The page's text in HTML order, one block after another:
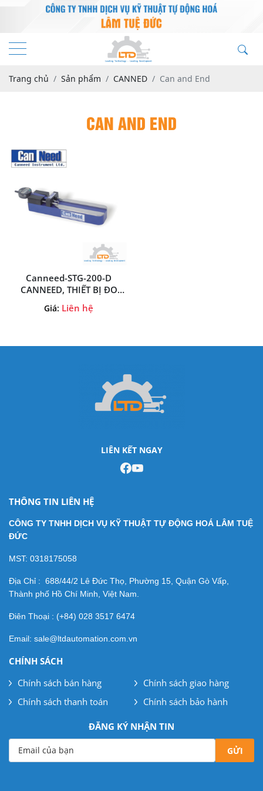
Trang chủ Sản phẩm CANNED Can and End
CAN AND END
Canneed-STG-200-D
CANNEED, THIẾT BỊ ĐO
Canneed-STG-200-D
CANNEED, LTĐ Đại Lý Phân
Giá: Liên hệ
LIÊN KẾT NGAY
THÔNG TIN LIÊN HỆ
CÔNG TY TNHH DỊCH VỤ KỸ THUẬT TỰ ĐỘNG HOÁ LÂM TUỆ
ĐỨC
MST: 0318175058
Địa Chỉ : 688/44/2 Lê Đức Thọ, Phường 15, Quận Gò Vấp,
Thành phố Hồ Chí Minh, Việt Nam.
Điên Thoại : (+84) 028 3517 6474
Email: sale@ltdautomation.com.vn
CHÍNH SÁCH
Chính sách bán hàng
Chính sách giao hàng
Chính sách thanh toán
Chính sách bảo hành
ĐĂNG KÝ NHẬN TIN
Email của bạn